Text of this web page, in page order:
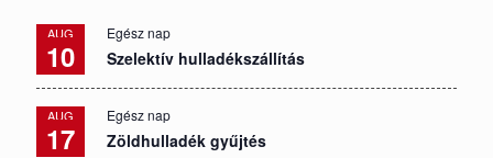
AUG
10
Egész nap
Szelektív hulladékszállítás
AUG
17
Egész nap
Zöldhulladék gyűjtés